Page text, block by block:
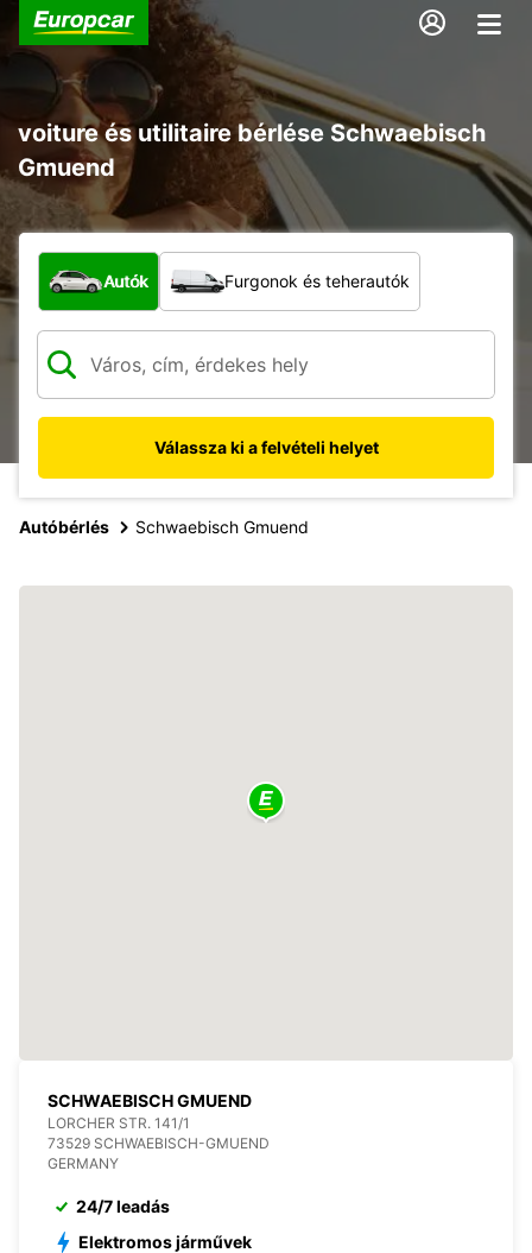
voiture és utilitaire bérlése Schwaebisch
Gmuend
Milyen típusú jármű?
Autók Furgonok és teherautók
Válassza ki a felvételi helyet
Autóbérlés Schwaebisch Gmuend
SCHWAEBISCH GMUEND
LORCHER STR. 141/1
73529 SCHWAEBISCH-GMUEND
GERMANY
24/7 leadás
Elektromos járművek